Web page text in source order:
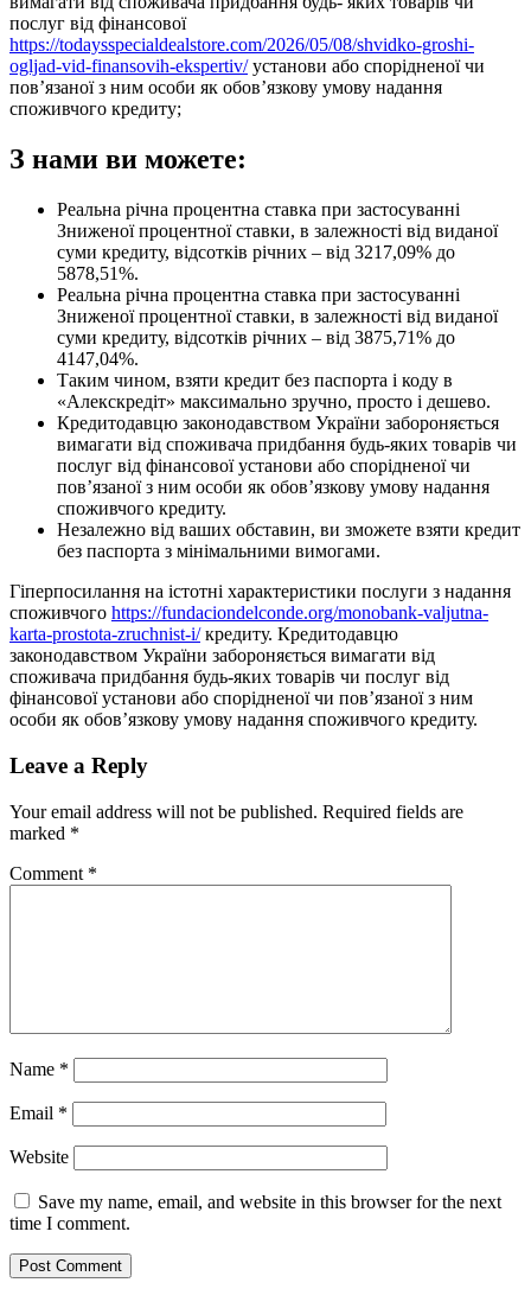
послуг від фінансової
https://todaysspecialdealstore.com/2026/05/08/shvidko-groshi-
ogljad-vid-finansovih-ekspertiv/установи або спорідненої чи
пов’язаної з ним особи як обов’язкову умову надання
споживчого кредиту;
З нами ви можете:
Реальна річна процентна ставка при застосуванні
Зниженої процентної ставки, в залежності від виданої
суми кредиту, відсотків річних – від 3217,09% до
5878,51%.
Реальна річна процентна ставка при застосуванні
Зниженої процентної ставки, в залежності від виданої
суми кредиту, відсотків річних – від 3875,71% до
4147,04%.
Таким чином, взяти кредит без паспорта і коду в
«Алекскредіт» максимально зручно, просто і дешево.
Кредитодавцю законодавством України забороняється
вимагати від споживача придбання будь-яких товарів чи
послуг від фінансової установи або спорідненої чи
пов’язаної з ним особи як обов’язкову умову надання
споживчого кредиту.
Незалежно від ваших обставин, ви зможете взяти кредит
без паспорта з мінімальними вимогами.
Гіперпосилання на істотні характеристики послуги з надання
споживчого https://fundaciondelconde.org/monobank-valjutna-
karta-prostota-zruchnist-i/кредиту. Кредитодавцю
законодавством України забороняється вимагати від
споживача придбання будь-яких товарів чи послуг від
фінансової установи або спорідненої чи пов’язаної з ним
особи як обов’язкову умову надання споживчого кредиту.
Leave a Reply
Your email address will not be published. Required fields are
marked *
Comment *
Name *
Email *
Website
Save my name, email, and website in this browser for the next
time I comment.